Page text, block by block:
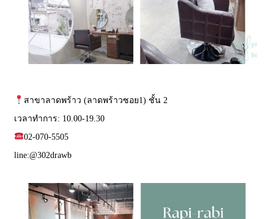
สาขาลาดพร้าว (ลาดพร้าวซอย1) ชั้น 2
เวลาทำการ: 10.00-19.30
02-070-5505
line:@302drawb